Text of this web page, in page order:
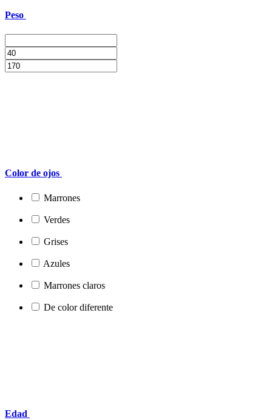
Peso
Color de ojos
Marrones
Verdes
Grises
Azules
Marrones claros
De color diferente
Edad